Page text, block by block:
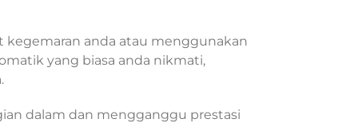
anda atau menggunakan
yang biasa anda nikmati,
dalam dan mengganggu prestasi